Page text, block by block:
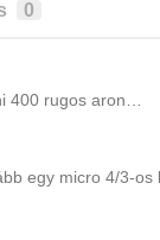
0
400 rugos aron…
egy micro 4/3-os